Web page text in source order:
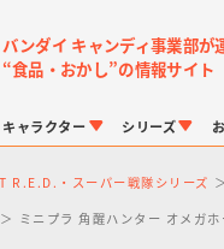
バンダイ キャンディ事業部が
“食品・おかし”の情報サイト
キャラクター シリーズ
R.E.D.・スーパー戦隊シリーズ
ミニプラ 角醒ハンター オメガ